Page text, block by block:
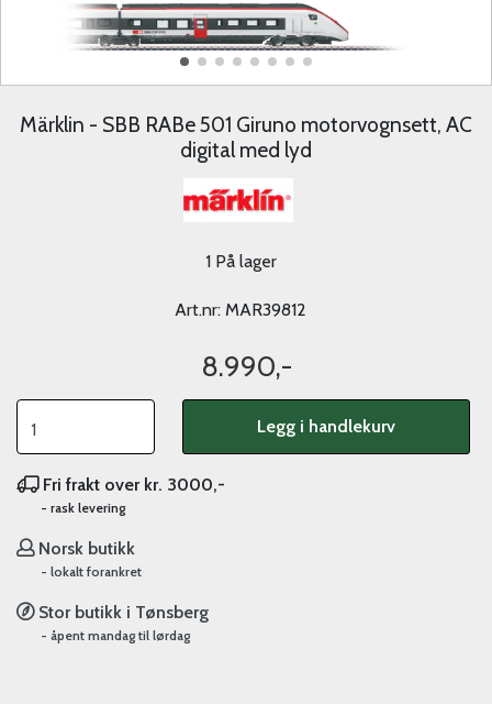
Märklin - SBB RABe 501 Giruno motorvognsett, AC
digital med lyd
1 På lager
Art.nr: MAR39812
8.990,-
Legg i handlekurv
Fri frakt over kr. 3000,-
- rask levering
Norsk butikk
- lokalt forankret
Stor butikk i Tønsberg
- åpent mandag til lørdag